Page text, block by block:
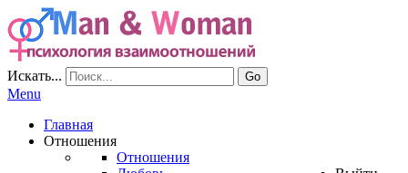
Искать... Go
Menu
Главная
Отношения
Отношения